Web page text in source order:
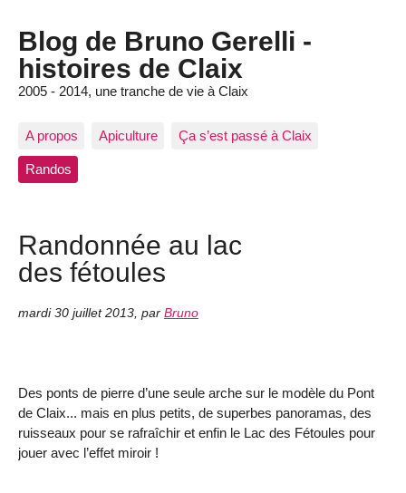
Blog de Bruno Gerelli -
histoires de Claix
2005 - 2014, une tranche de vie à Claix
A propos Apiculture Ça s’est passé à Claix
Randos
Randonnée au lac
des fétoules
mardi 30 juillet 2013 par Bruno
Des ponts de pierre d’une seule arche sur le modèle du Pont
de Claix... mais en plus petits, de superbes panoramas, des
ruisseaux pour se rafraîchir et enfin le Lac des Fétoules pour
jouer avec l’effet miroir !